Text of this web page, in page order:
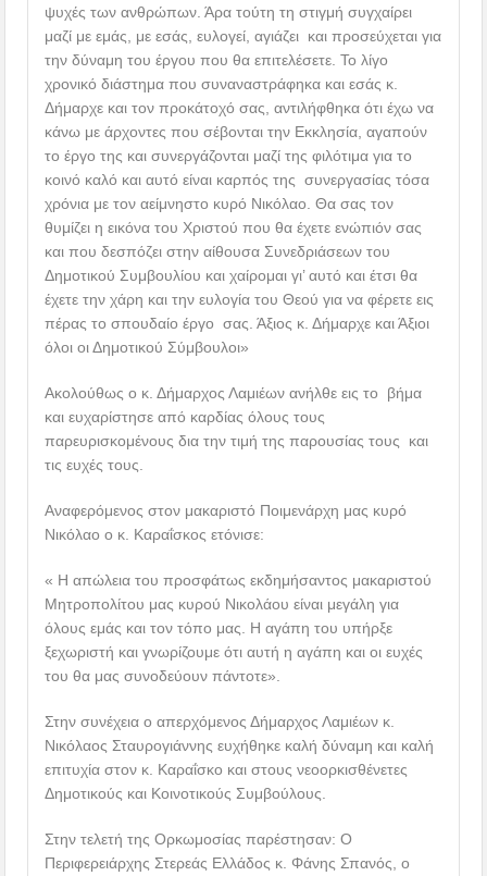
ψυχές των ανθρώπων. Άρα τούτη τη στιγμή συγχαίρει
μαζί με εμάς, με εσάς, ευλογεί, αγιάζει και προσεύχεται για
την δύναμη του έργου που θα επιτελέσετε. Το λίγο
χρονικό διάστημα που συναναστράφηκα και εσάς κ.
Δήμαρχε και τον προκάτοχό σας, αντιλήφθηκα ότι έχω να
κάνω με άρχοντες που σέβονται την Εκκλησία, αγαπούν
το έργο της και συνεργάζονται μαζί της φιλότιμα για το
κοινό καλό και αυτό είναι καρπός της συνεργασίας τόσα
χρόνια με τον αείμνηστο κυρό Νικόλαο. Θα σας τον
θυμίζει η εικόνα του Χριστού που θα έχετε ενώπιόν σας
και που δεσπόζει στην αίθουσα Συνεδριάσεων του
Δημοτικού Συμβουλίου και χαίρομαι γι’ αυτό και έτσι θα
έχετε την χάρη και την ευλογία του Θεού για να φέρετε εις
πέρας το σπουδαίο έργο σας. Άξιος κ. Δήμαρχε και Άξιοι
όλοι οι Δημοτικού Σύμβουλοι»
Ακολούθως ο κ. Δήμαρχος Λαμιέων ανήλθε εις το βήμα
και ευχαρίστησε από καρδίας όλους τους
παρευρισκομένους δια την τιμή της παρουσίας τους και
τις ευχές τους.
Αναφερόμενος στον μακαριστό Ποιμενάρχη μας κυρό
Νικόλαο ο κ. Καραΐσκος ετόνισε:
« Η απώλεια του προσφάτως εκδημήσαντος μακαριστού
Μητροπολίτου μας κυρού Νικολάου είναι μεγάλη για
όλους εμάς και τον τόπο μας. Η αγάπη του υπήρξε
ξεχωριστή και γνωρίζουμε ότι αυτή η αγάπη και οι ευχές
του θα μας συνοδεύουν πάντοτε».
Στην συνέχεια ο απερχόμενος Δήμαρχος Λαμιέων κ.
Νικόλαος Σταυρογιάννης ευχήθηκε καλή δύναμη και καλή
επιτυχία στον κ. Καραΐσκο και στους νεοορκισθένετες
Δημοτικούς και Κοινοτικούς Συμβούλους.
Στην τελετή της Ορκωμοσίας παρέστησαν: Ο
Περιφερειάρχης Στερεάς Ελλάδος κ. Φάνης Σπανός, ο